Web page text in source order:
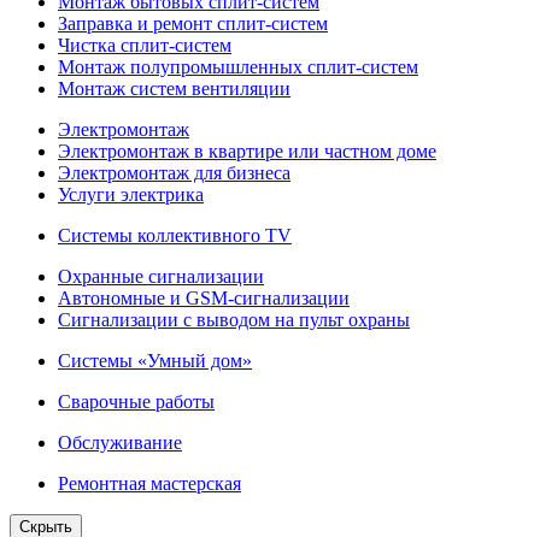
Заправка и ремонт сплит-систем
Чистка сплит-систем
Монтаж полупромышленных сплит-систем
Монтаж систем вентиляции
Электромонтаж
Электромонтаж в квартире или частном доме
Электромонтаж для бизнеса
Услуги электрика
Системы коллективного TV
Охранные сигнализации
Автономные и GSM-сигнализации
Сигнализации с выводом на пульт охраны
Системы «Умный дом»
Сварочные работы
Обслуживание
Ремонтная мастерская
Скрыть